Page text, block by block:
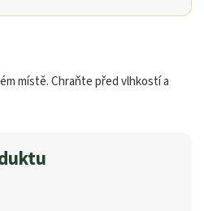
místě. Chraňte před vlhkostí a